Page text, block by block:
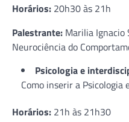
Horários: 20h30 às 21h
Palestrante: Marilia Ignacio
Neurociência do
Psicologia e
Como inserir a Psicologia
Horários: 21h às 21h30